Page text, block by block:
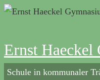
Ernst Haeckel
Schule in kommunaler